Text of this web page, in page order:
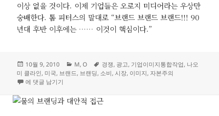
이상 없을 것이다. 이제 기업들은 오로지 미디어라는 우상만
숭배한다. 톰 피터스의 말대로 “브랜드 브랜드 브랜드!!! 90
년대 후반 이후에는 …… 이것이 핵심이다.”
작
성
일
10월 9, 2010
카
테
M,O
태
그
경쟁, 광고, 기업이미지통합작업, 나오
미 클라인, 미국, 브랜드, 브랜딩, 소비, 시장, 이미지, 자본주의
No Logo: 브랜드라는 꼬리표를 단 새로운 세계
에 댓글 남기기